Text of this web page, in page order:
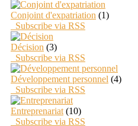
Conjoint d'expatriation (1)
Subscribe via RSS
Décision (3)
Subscribe via RSS
Développement personnel (4)
Subscribe via RSS
Entreprenariat (10)
Subscribe via RSS